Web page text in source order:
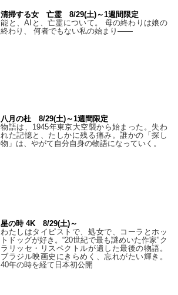
清掃する女 亡霊 8/29(土)～1週間限定
能と、AIと、亡霊について。 母の終わりは娘の
終わり、 何者でもない私の始まり――
八月の杜 8/29(土)～1週間限定
物語は、1945年東京大空襲から始まった。失わ
れた記憶と、たしかに残る痛み。誰かの「探し
物」は、やがて自分自身の物語になっていく。
星の時 4K 8/29(土)～
わたしはタイピストで、処⼥で、コーラとホッ
トドッグが好き。“20世紀で最も謎めいた作家”ク
ラリッセ・リスペクトルが遺した最後の物語。
ブラジル映画史にきらめく、忘れがたい輝き。
40年の時を経て⽇本初公開